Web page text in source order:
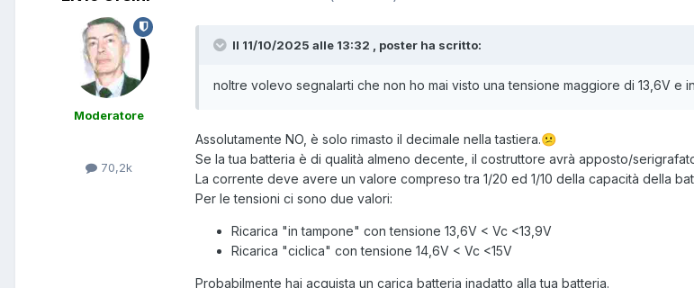
Moderatore
70,2k
Il 11/10/2025 alle 13:32 , poster ha scritto:
noltre volevo segnalarti che non ho mai visto una tensione maggiore di 13,6V e
Assolutamente NO, è solo rimasto il decimale nella tastiera.😕
Se la tua batteria è di qualità almeno decente, il costruttore avrà apposto/
La corrente deve avere un valore compreso tra 1/20 ed 1/10 della capacità della
Per le tensioni ci sono due valori:
Ricarica "in tampone" con tensione 13,6V < Vc <13,9V
Ricarica "ciclica" con tensione 14,6V < Vc <15V
Probabilmente hai acquista un carica batteria inadatto alla tua batteria.